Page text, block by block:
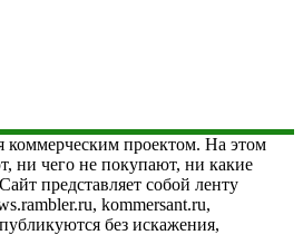
коммерческим проектом. На этом
ни чего не покупают, ни какие
представляет собой ленту
kommersant.ru,
без искажения,